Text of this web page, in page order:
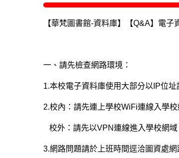
【華梵圖書館-資料庫】【Q&A】電子
一、請先檢查網路環境：
1.本校電子資料庫使用大部分以IP位
2.校內：請先連上學校WiFi連線入學
校外：請先以VPN連線進入學校網
3.網路問題請於上班時間逕洽圖資處